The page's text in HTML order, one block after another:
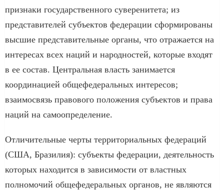
признаки государственного суверенитета; из
представителей субъектов федерации сформированы
высшие представительные органы, что отражается на
интересах всех наций и народностей, которые входят
в ее состав. Центральная власть занимается
координацией общефедеральных интересов;
взаимосвязь правового положения субъектов и права
наций на самоопределение.
Отличительные черты территориальных федераций
(США, Бразилия): субъекты федерации, деятельность
которых находится в зависимости от властных
полномочий общефедеральных органов, не являются